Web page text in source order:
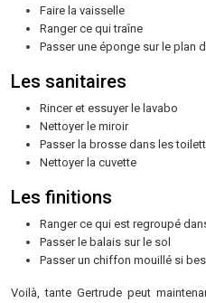
Faire la vaisselle
Ranger ce qui traîne
Passer une éponge sur le plan
Les sanitaires
Rincer et essuyer le lavabo
Nettoyer le miroir
Passer la brosse dans les
Nettoyer la cuvette
Les finitions
Ranger ce qui est regroupé
Passer le balais sur le sol
Passer un chiffon mouillé si
Voilà, tante Gertrude peut